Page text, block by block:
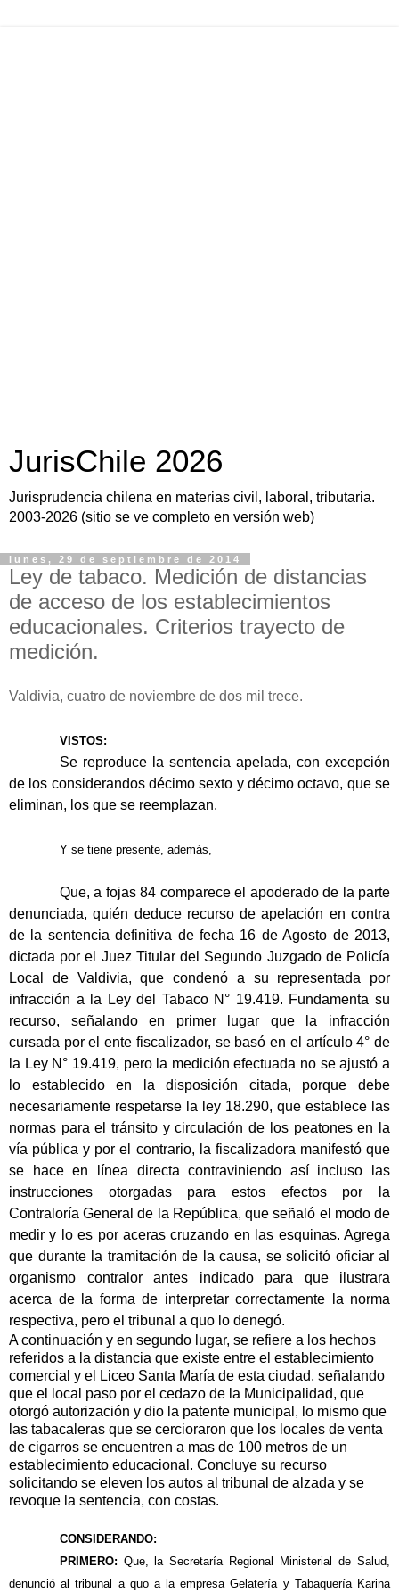
JurisChile 2026
Jurisprudencia chilena en materias civil, laboral, tributaria.
2003-2026 (sitio se ve completo en versión web)
lunes, 29 de septiembre de 2014
Ley de tabaco. Medición de distancias
de acceso de los establecimientos
educacionales. Criterios trayecto de
medición.
Valdivia, cuatro de noviembre de dos mil trece.
VISTOS:
Se reproduce la sentencia apelada, con excepción
de los considerandos décimo sexto y décimo octavo, que se
eliminan, los que se reemplazan.
Y se tiene presente, además,
Que, a fojas 84 comparece el apoderado de la parte
denunciada, quién deduce recurso de apelación en contra
de la sentencia definitiva de fecha 16 de Agosto de 2013,
dictada por el Juez Titular del Segundo Juzgado de Policía
Local de Valdivia, que condenó a su representada por
infracción a la Ley del Tabaco N° 19.419. Fundamenta su
recurso, señalando en primer lugar que la infracción
cursada por el ente fiscalizador, se basó en el artículo 4° de
la Ley N° 19.419, pero la medición efectuada no se ajustó a
lo establecido en la disposición citada, porque debe
necesariamente respetarse la ley 18.290, que establece las
normas para el tránsito y circulación de los peatones en la
vía pública y por el contrario, la fiscalizadora manifestó que
se hace en línea directa contraviniendo así incluso las
instrucciones otorgadas para estos efectos por la
Contraloría General de la República, que señaló el modo de
medir y lo es por aceras cruzando en las esquinas. Agrega
que durante la tramitación de la causa, se solicitó oficiar al
organismo contralor antes indicado para que ilustrara
acerca de la forma de interpretar correctamente la norma
respectiva, pero el tribunal a quo lo denegó.
A continuación y en segundo lugar, se refiere a los hechos
referidos a la distancia que existe entre el establecimiento
comercial y el Liceo Santa María de esta ciudad, señalando
que el local paso por el cedazo de la Municipalidad, que
otorgó autorización y dio la patente municipal, lo mismo que
las tabacaleras que se cercioraron que los locales de venta
de cigarros se encuentren a mas de 100 metros de un
establecimiento educacional. Concluye su recurso
solicitando se eleven los autos al tribunal de alzada y se
revoque la sentencia, con costas.
CONSIDERANDO:
PRIMERO: Que, la Secretaría Regional Ministerial de Salud,
denunció al tribunal a quo a la empresa Gelatería y Tabaquería Karina